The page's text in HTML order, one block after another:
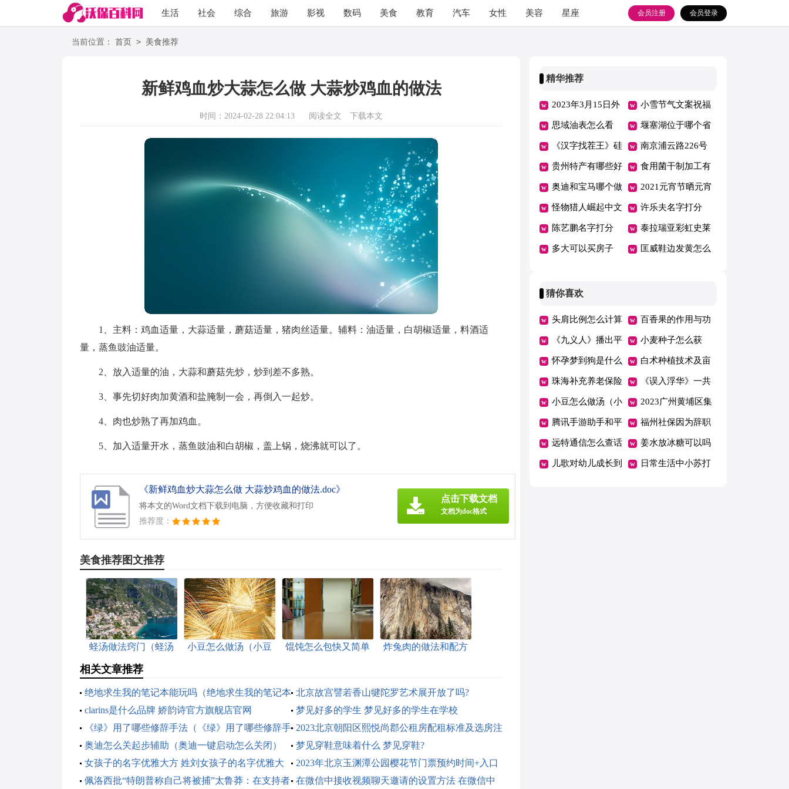
生活 社会 综合 旅游 影视 数码 美食 教育 汽车 女性 美容 星座 会员登录
会员注册
当前位置： 首页 > 美食推荐
新鲜鸡血炒大蒜怎么做 大蒜炒鸡血的做法
时间：2024-02-28 22:04:13 阅读全文 下载本文
1、主料：鸡血适量，大蒜适量，蘑菇适量，猪肉丝适量。辅料：油适量，白胡椒适量，料酒适
量，蒸鱼豉油适量。
2、放入适量的油，大蒜和蘑菇先炒，炒到差不多熟。
3、事先切好肉加黄酒和盐腌制一会，再倒入一起炒。
4、肉也炒熟了再加鸡血。
5、加入适量开水，蒸鱼豉油和白胡椒，盖上锅，烧沸就可以了。
《新鲜鸡血炒大蒜怎么做 大蒜炒鸡血的做法.doc》
将本文的Word文档下载到电脑，方便收藏和打印
推荐度：
点击下载文档
文档为doc格式
美食推荐图文推荐
蛏汤做法窍门（蛏汤
小豆怎么做汤（小豆
馄饨怎么包快又简单
炸兔肉的做法和配方
相关文章推荐
绝地求生我的笔记本能玩吗（绝地求生我的笔记本
能玩吗手游）
北京故宫譬若香山犍陀罗艺术展开放了吗?
clarins是什么品牌 娇韵诗官方旗舰店官网
梦见好多的学生 梦见好多的学生在学校
《绿》用了哪些修辞手法（《绿》用了哪些修辞手
法的句子）
2023北京朝阳区熙悦尚郡公租房配租标准及选房注
意事项
奥迪怎么关起步辅助（奥迪一键启动怎么关闭）
梦见穿鞋意味着什么 梦见穿鞋?
女孩子的名字优雅大方 姓刘女孩子的名字优雅大
方
2023年北京玉渊潭公园樱花节门票预约时间+入口
佩洛西批“特朗普称自己将被捕”太鲁莽：在支持者 在微信中接收视频聊天邀请的设置方法 在微信中
精华推荐
2023年3月15日外
交部发言人汪文斌
主持例行记者会
小雪节气文案祝福
语（小雪节气文案
祝福语大全）
思域油表怎么看
（思域油表怎么看
还剩多少油）
堰塞湖位于哪个省
（堰塞湖是哪里
的）
《汉字找茬王》硅
找出21个字通关攻
略（硅这字念什
么）
南京浦云路226号
是哪个小区（南京
浦云路226号是哪
个小区的）
贵州特产有哪些好
吃的（贵州特产有
哪些好吃的能带走
的）
食用菌干制加工有
哪些实际意义，附
食用菌种植成本与
利润
奥迪和宝马哪个做
婚车头车 婚车前
面宝马后面奥迪怎
么样
2021元宵节晒元宵
朋友圈文案（2021
元宵节晒元宵朋友
圈文案图片）
怪物猎人崛起中文
怎么设置 怪猎崛
起怎么调中文
许乐夫名字打分
103分
陈艺鹏名字打分
112分
泰拉瑞亚彩虹史莱
姆在哪里 泰拉瑞
多大可以买房子
房子）
匡威鞋边发黄怎么
猜你喜欢
头肩比例怎么计算
头肩比计算公式
百香果的作用与功
效 百香果的作用
与功效维C
《九义人》播出平
台（《九义人》播
出平台有哪些）
小麦种子怎么获
得，种子变黄还能
当种子吗
怀孕梦到狗是什么
意思 怀孕梦见狗
是什么意思意思
白术种植技术及亩
收益，附田间管理
方法
珠海补充养老保险
是什么意思（珠海
的补充基本医疗保
险）
《误入浮华》一共
多少集每集多长时
间 播出平台介绍
小豆怎么做汤（小
豆怎么做汤好吃）
2023广州黄埔区集
体户口能积分入学
吗 黄埔区集体户
口可以上学吗?
腾讯手游助手和平
精英设置调什么好
腾讯手游助手和平
福州社保因为辞职
中间断了能补缴吗
福州社保因为辞职
远特通信怎么查话
费 远特通信怎么
姜水放冰糖可以吗
喝姜水放冰糖可以
儿歌对幼儿成长到 日常生活中小苏打